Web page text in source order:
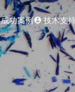
成功案例 技术支